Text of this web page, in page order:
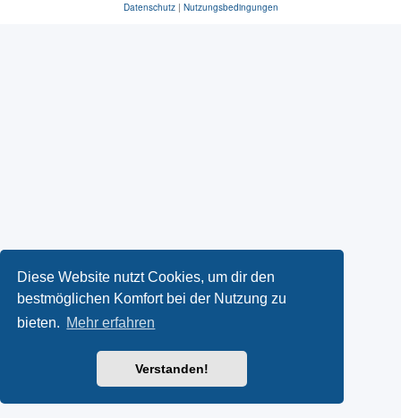
Diese Website nutzt Cookies, um dir den
bestmöglichen Komfort bei der Nutzung zu
bieten. Mehr erfahren
Verstanden!
Datenschutz| Nutzungsbedingungen